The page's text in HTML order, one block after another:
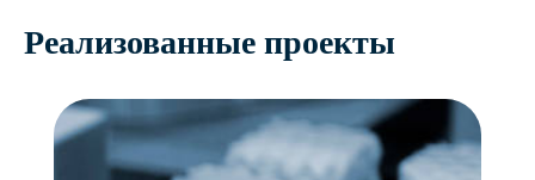
Реализованные проекты